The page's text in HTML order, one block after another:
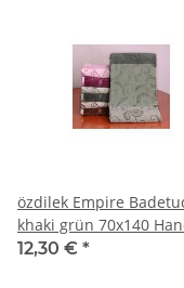
özdilek Empire
khaki grün 70x140
/ Handtücher
12,30 € *